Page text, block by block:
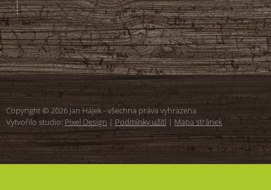
Copyright © 2026 Jan Hájek - všechna práva vyhrazena
Vytvořilo studio: Pixel Design | Podmínky užití | Mapa stránek